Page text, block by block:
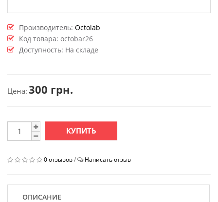
Производитель: Octolab
Код товара: octobar26
Доступность: На складе
Цена: 300 грн.
КУПИТЬ
0 отзывов/ Написать отзыв
ОПИСАНИЕ